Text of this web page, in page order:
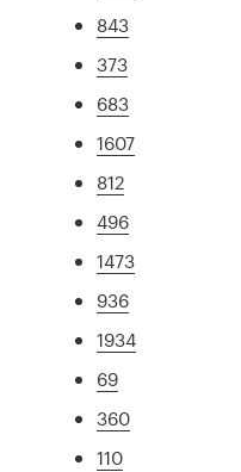
843
373
683
1607
812
496
1473
936
1934
69
360
110